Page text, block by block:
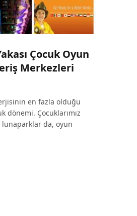
Çocuk Oyun
Merkezleri
en fazla olduğu
dönemi. Çocuklarımız
da, oyun